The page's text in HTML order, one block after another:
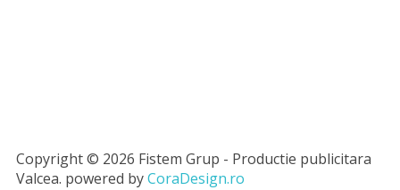
Copyright © 2026 Fistem Grup - Productie publicitara
Valcea. powered byCoraDesign.ro